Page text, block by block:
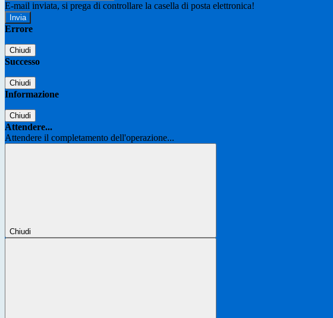
E-mail inviata, si prega di controllare la casella di posta elettronica!
Errore
Chiudi
Successo
Chiudi
Informazione
Chiudi
Attendere...
Attendere il completamento dell'operazione...
Chiudi